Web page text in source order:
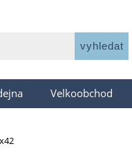
Velkoobchod